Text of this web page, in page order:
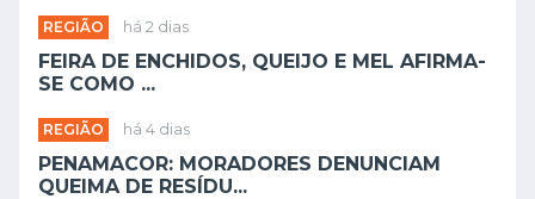
REGIÃO há 2 dias
FEIRA DE ENCHIDOS, QUEIJO E MEL AFIRMA-
SE COMO ...
REGIÃO há 4 dias
PENAMACOR: MORADORES DENUNCIAM
QUEIMA DE RESÍDU...